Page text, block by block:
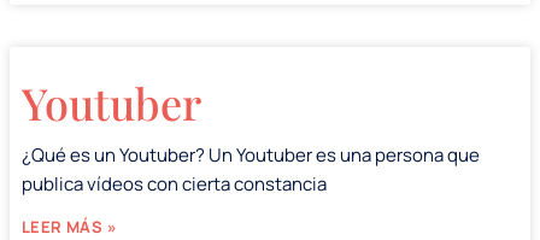
Youtuber
¿Qué es un Youtuber? Un Youtuber es una persona que
publica vídeos con cierta constancia
LEER MÁS »